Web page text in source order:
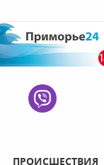
ПРОИСШЕСТВИЯ